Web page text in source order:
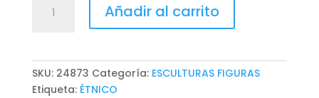
BELLE
Añadir al carrito
SKU: 24873 Categoría: ESCULTURAS FIGURAS
Etiqueta: ÉTNICO